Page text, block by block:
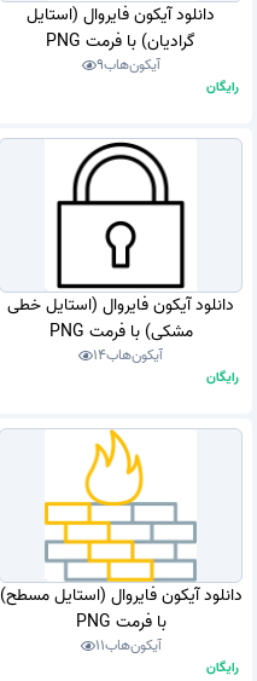
دانلود آیکون فایروال (استایل
گرادیان) با فرمت PNG
آیکون‌هاب9
رایگان
دانلود آیکون فایروال (استایل خطی
مشکی) با فرمت PNG
آیکون‌هاب14
رایگان
دانلود آیکون فایروال (استایل مسطح)
با فرمت PNG
آیکون‌هاب11
رایگان